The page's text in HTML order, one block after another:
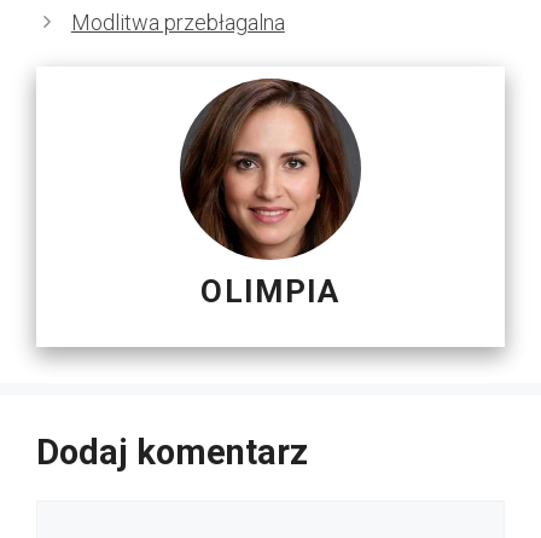
Modlitwa przebłagalna
OLIMPIA
Dodaj komentarz